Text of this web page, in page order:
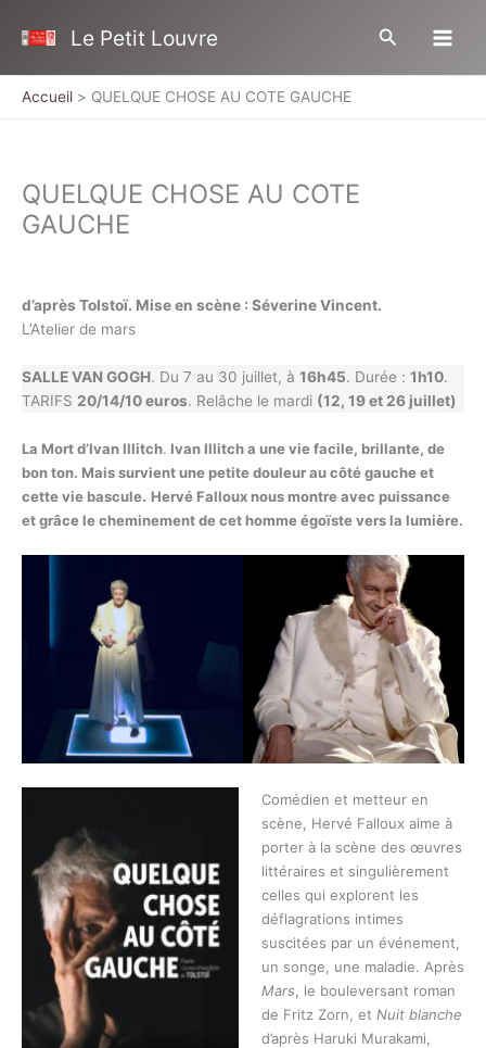
Le Petit Louvre Rechercher
Accueil QUELQUE CHOSE AU COTE GAUCHE
QUELQUE CHOSE AU COTE
GAUCHE
d’après Tolstoï. Mise en scène : Séverine Vincent.
L’Atelier de mars
SALLE VAN GOGH. Du 7 au 30 juillet, à 16h45. Durée : 1h10.
TARIFS 20/14/10 euros. Relâche le mardi (12, 19 et 26 juillet)
La Mort d’Ivan Illitch. Ivan Illitch a une vie facile, brillante, de
bon ton. Mais survient une petite douleur au côté gauche et
cette vie bascule. Hervé Falloux nous montre avec puissance
et grâce le cheminement de cet homme égoïste vers la lumière.
Comédien et metteur en
scène, Hervé Falloux aime à
porter à la scène des œuvres
littéraires et singulièrement
celles qui explorent les
déflagrations intimes
suscitées par un événement,
un songe, une maladie. Après
Mars , le bouleversant roman
de Fritz Zorn, et Nuit blanche
d’après Haruki Murakami,